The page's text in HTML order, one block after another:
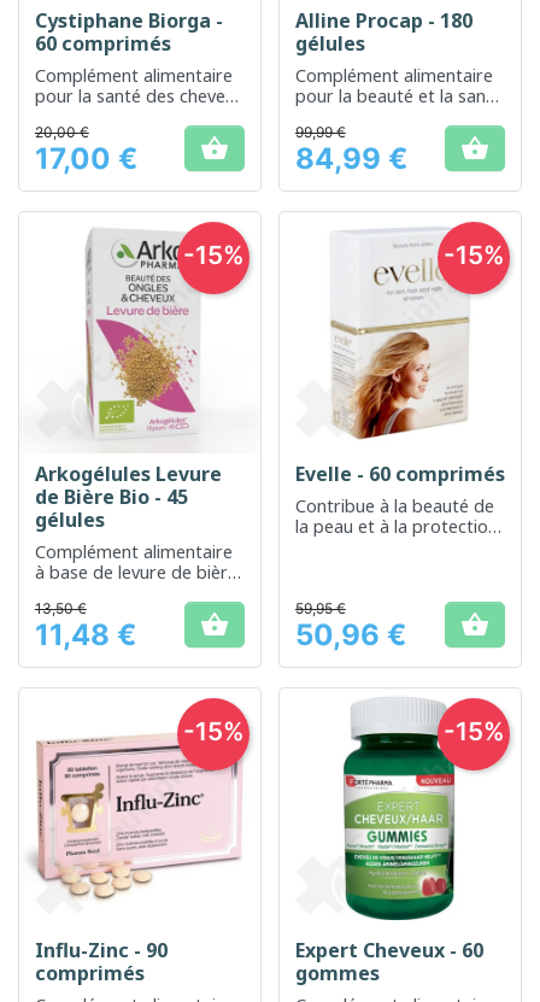
Cystiphane Biorga -
60 comprimés
Complément alimentaire
pour la santé des cheveux
Prix
20,00 €
17,00 € 
Alline Procap - 180
gélules
Complément alimentaire
pour la beauté et la santé
Prix
99,99 €
84,99 € 
Arkogélules Levure
de Bière Bio - 45
gélules
Complément alimentaire
à base de levure de bière
et beauté des cheveux et
de la peau.
Prix
13,50 €
11,48 € 
-15%
Evelle - 60 comprimés
Contribue à la beauté de
la peau et à la protection
Prix
59,95 €
50,96 € 
-15%
Influ-Zinc - 90
comprimés
-15%
Expert Cheveux - 60
gommes
-15%